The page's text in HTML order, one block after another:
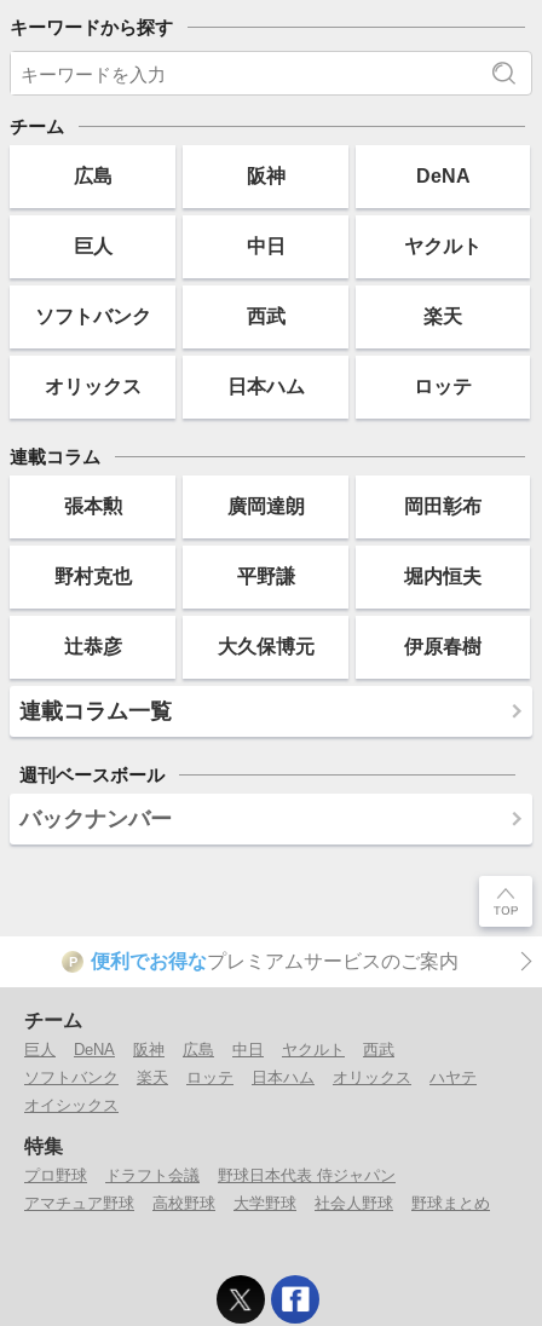
キーワードから探す
チーム
広島 阪神 DeNA
巨人 中日 ヤクルト
ソフトバンク 西武 楽天
オリックス 日本ハム ロッテ
連載コラム
張本勲 廣岡達朗 岡田彰布
野村克也 平野謙 堀内恒夫
辻恭彦 大久保博元 伊原春樹
連載コラム一覧
週刊ベースボール
バックナンバー
P 便利でお得なプレミアムサービスのご案内
チーム
巨人 DeNA 阪神 広島 中日 ヤクルト
西武
ソフトバンク
楽天 ロッテ 日本ハム オリックス
ハヤテ
オイシックス
特集
プロ野球 ドラフト会議
野球日本代表 侍ジャパン
アマチュア野球
高校野球 大学野球 社会人野球 野球まとめ